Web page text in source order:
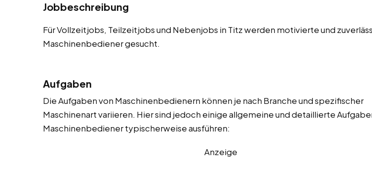
Jobbeschreibung
Für Vollzeitjobs, Teilzeitjobs und Nebenjobs in Titz werden motivierte und
Maschinenbediener gesucht.
Aufgaben
Die Aufgaben von Maschinenbedienern können je nach Branche und spezifischer
Maschinenart variieren. Hier sind jedoch einige allgemeine und detaillierte
Maschinenbediener typischerweise ausführen:
Anzeige